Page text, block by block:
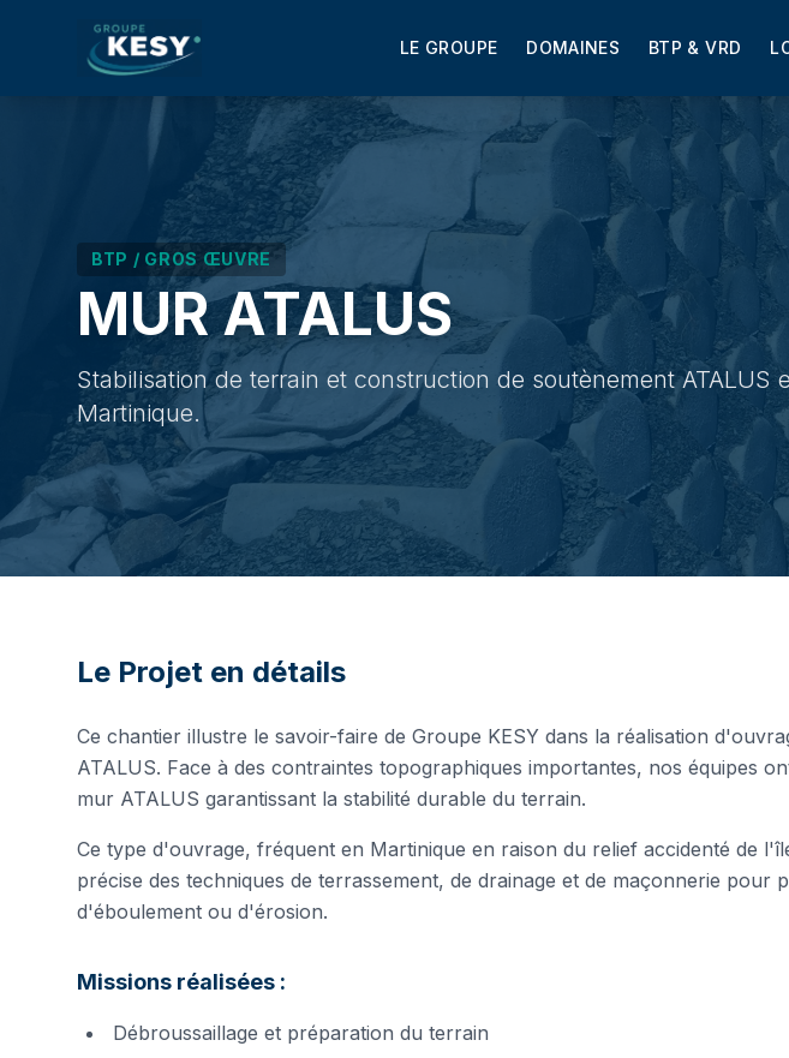
LE GROUPE DOMAINES BTP & VRD
BTP / GROS ŒUVRE
MUR ATALUS
Stabilisation de terrain et construction de soutènement ATALUS
Martinique.
Le Projet en détails
Ce chantier illustre le savoir-faire de Groupe KESY dans la réalisation
ATALUS. Face à des contraintes topographiques importantes, nos équipes
mur ATALUS garantissant la stabilité durable du terrain.
Ce type d'ouvrage, fréquent en Martinique en raison du relief accidenté de
précise des techniques de terrassement, de drainage et de maçonnerie pour
d'éboulement ou d'érosion.
Missions réalisées :
Débroussaillage et préparation du terrain